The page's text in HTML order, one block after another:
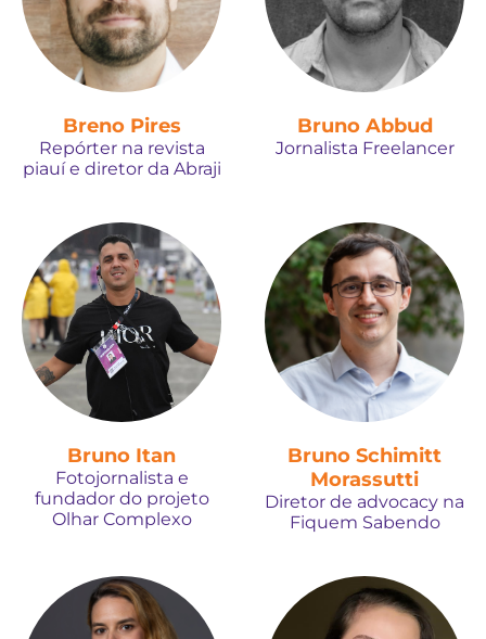
Breno Pires
Repórter na revista
piauí e diretor da Abraji
Bruno Abbud
Jornalista Freelancer
Bruno Itan
Fotojornalista e
fundador do projeto
Olhar Complexo
Bruno Schimitt
Morassutti
Diretor de advocacy na
Fiquem Sabendo